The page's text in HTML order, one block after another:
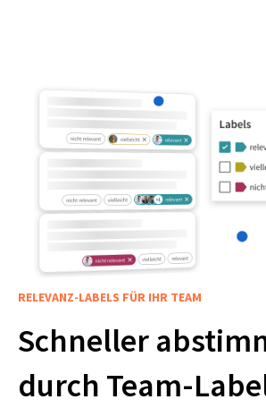
RELEVANZ-LABELS FÜR IHR TEAM
Schneller
durch Team-